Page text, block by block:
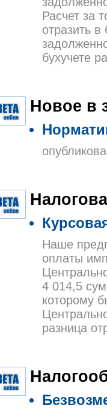
Расчет за
отразить
бухучете
Новое в
Наше
оплаты
4 014,5
которому
разница